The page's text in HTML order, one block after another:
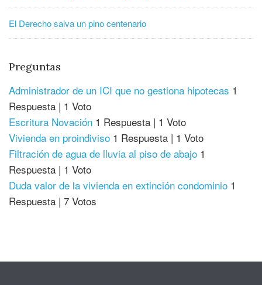
El Derecho salva un pino centenario
Preguntas
Administrador de un ICI que no gestiona hipotecas 1
Respuesta | 1 Voto
Escritura Novación 1 Respuesta | 1 Voto
Vivienda en proindiviso 1 Respuesta | 1 Voto
Filtración de agua de lluvia al piso de abajo 1
Respuesta | 1 Voto
Duda valor de la vivienda en extinción condominio 1
Respuesta | 7 Votos